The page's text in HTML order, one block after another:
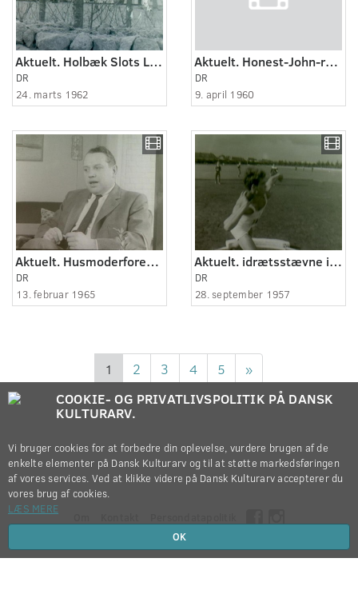
Aktuelt. Holbæk Slots Ladegård solgt til Holbæk Kommune
DR
24. marts 1962
Aktuelt. Honest-John-raketterne overdrages af Val Peterson.
DR
9. april 1960
Aktuelt. Husmoderforeninger i Holbæk amt ønsker klinik til forebyggelse af kræft.
DR
13. februar 1965
Aktuelt. idrætsstævne i Holbæk.
DR
28. september 1957
1 2 3 4 5 »
Copyright © 2012-2026
COOKIE- OG PRIVATLIVSPOLITIK PÅ DANSK
KULTURARV.
Vi bruger cookies for at forbedre din oplevelse, vurdere brugen af de
enkelte elementer på Dansk Kulturarv og til at støtte markedsføringen
af vores services. Ved at klikke videre på Dansk Kulturarv accepterer du
vores brug af cookies.
LÆS MERE
OK